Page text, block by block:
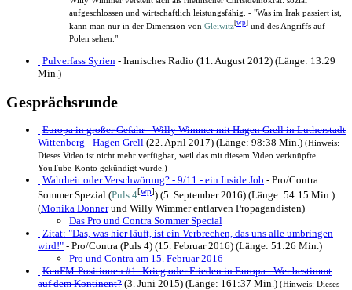
aufgeschlossen und wirtschaftlich leistungsfähig. - "Was im Irak passiert ist,
kann man nur in der Dimension von Gleiwitz[wp] und des Angriffs auf
Polen sehen."
Pulverfass Syrien - Iranisches Radio (11. August 2012) (Länge: 13:29
Min.)
Gesprächsrunde
Europa in großer Gefahr - Willy Wimmer mit Hagen Grell in Lutherstadt
Wittenberg - Hagen Grell (22. April 2017) (Länge: 98:38 Min.) (Hinweis:
Dieses Video ist nicht mehr verfügbar, weil das mit diesem Video verknüpfte
YouTube-Konto gekündigt wurde.)
Wahrheit oder Verschwörung? - 9/11 - ein Inside Job - Pro/Contra
Sommer Spezial (Puls 4[wp]) (5. September 2016) (Länge: 54:15 Min.)
(Monika Donnerund Willy Wimmer entlarven Propagandisten)
Das Pro und Contra Sommer Special
Zitat: "Das, was hier läuft, ist ein Verbrechen, das uns alle umbringen
wird!" - Pro/Contra (Puls 4) (15. Februar 2016) (Länge: 51:26 Min.)
Pro und Contra am 15. Februar 2016
KenFM-Positionen #1: Krieg oder Frieden in Europa - Wer bestimmt
auf dem Kontinent? (3. Juni 2015) (Länge: 161:37 Min.) (Hinweis: Dieses